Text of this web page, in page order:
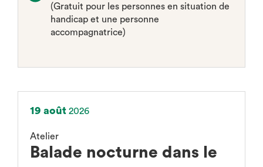
(Gratuit pour les personnes en situation de
handicap et une personne
accompagnatrice)
19 août 2026
Atelier
Balade nocturne dans le